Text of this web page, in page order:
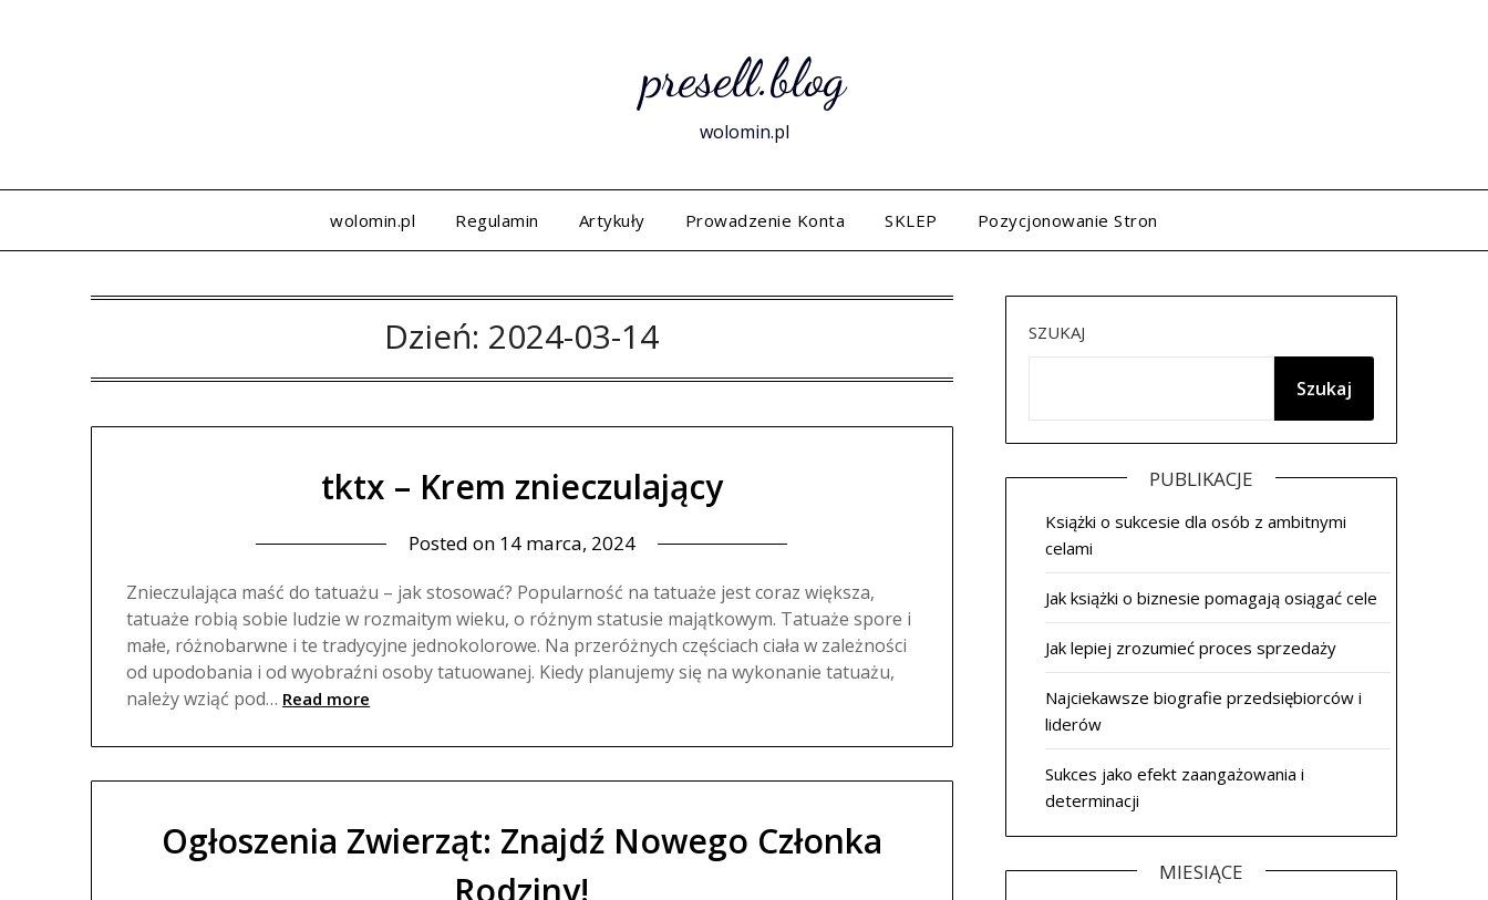
presell.blog
wolomin.pl
wolomin.pl Regulamin Artykuły Prowadzenie Konta SKLEP Pozycjonowanie Stron
Dzień: 2024-03-14
tktx – Krem znieczulający
Posted on 14 marca, 2024
Znieczulająca maść do tatuażu – jak stosować? Popularność na tatuaże jest coraz większa,
tatuaże robią sobie ludzie w rozmaitym wieku, o różnym statusie majątkowym. Tatuaże spore i
małe, różnobarwne i te tradycyjne jednokolorowe. Na przeróżnych częściach ciała w zależności
od upodobania i od wyobraźni osoby tatuowanej. Kiedy planujemy się na wykonanie tatuażu,
należy wziąć pod… Read more
Ogłoszenia Zwierząt: Znajdź Nowego Członka
SZUKAJ
Szukaj
PUBLIKACJE
Książki o sukcesie dla osób z ambitnymi
celami
Jak książki o biznesie pomagają osiągać cele
Jak lepiej zrozumieć proces sprzedaży
Najciekawsze biografie przedsiębiorców i
liderów
Sukces jako efekt zaangażowania i
determinacji
MIESIĄCE